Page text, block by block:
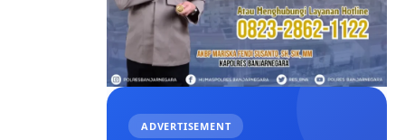
ADVERTISEMENT